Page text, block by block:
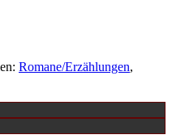
Romane/Erzählungen,